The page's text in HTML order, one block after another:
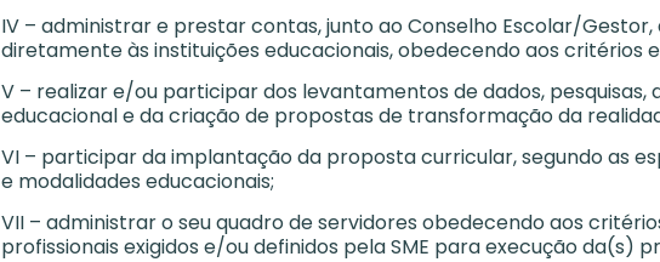
IV – administrar e prestar contas, junto ao Conselho Escolar/
diretamente às instituições educacionais, obedecendo aos critérios
V – realizar e/ou participar dos levantamentos de dados, pesquisas,
educacional e da criação de propostas de transformação da
VI – participar da implantação da proposta curricular, segundo as
e modalidades educacionais;
VII – administrar o seu quadro de servidores obedecendo aos
profissionais exigidos e/ou definidos pela SME para execução da(s)